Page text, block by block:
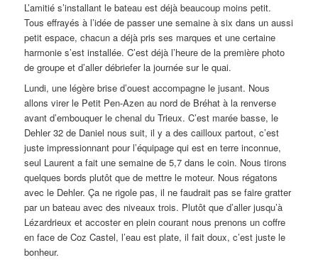
L’amitié s’installant le bateau est déjà beaucoup moins petit.
Tous effrayés à l’idée de passer une semaine à six dans un aussi
petit espace, chacun a déjà pris ses marques et une certaine
harmonie s’est installée. C’est déjà l’heure de la première photo
de groupe et d’aller débriefer la journée sur le quai.
Lundi, une légère brise d’ouest accompagne le jusant. Nous
allons virer le Petit Pen-Azen au nord de Bréhat à la renverse
avant d’embouquer le chenal du Trieux. C’est marée basse, le
Dehler 32 de Daniel nous suit, il y a des cailloux partout, c’est
juste impressionnant pour l’équipage qui est en terre inconnue,
seul Laurent a fait une semaine de 5,7 dans le coin. Nous tirons
quelques bords plutôt que de mettre le moteur. Nous régatons
avec le Dehler. Ça ne rigole pas, il ne faudrait pas se faire gratter
par un bateau avec des niveaux trois. Plutôt que d’aller jusqu’à
Lézardrieux et accoster en plein courant nous prenons un coffre
en face de Coz Castel, l’eau est plate, il fait doux, c’est juste le
bonheur.